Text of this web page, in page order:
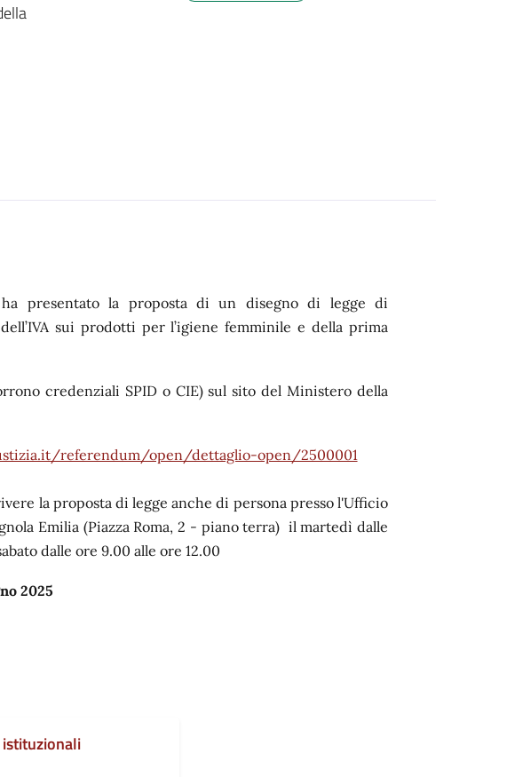
ha presentato la proposta di un disegno di legge di
sui prodotti per l’igiene femminile e della prima
credenziali SPID o CIE) sul sito del Ministero della
referendum/open/dettaglio-open/2500001
la proposta di legge anche di persona presso l'Ufficio
Emilia (Piazza Roma, 2 - piano terra) il martedì dalle
dalle ore 9.00 alle ore 12.00
2025